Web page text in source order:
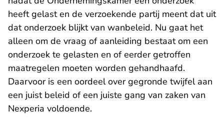
heeft gelast en de verzoekende partij meent dat uit
dat onderzoek blijkt van wanbeleid. Nu gaat het
alleen om de vraag of aanleiding bestaat om een
onderzoek te gelasten en of eerder getroffen
maatregelen moeten worden gehandhaafd.
Daarvoor is een oordeel over gegronde twijfel aan
een juist beleid of een juiste gang van zaken van
Nexperia voldoende.